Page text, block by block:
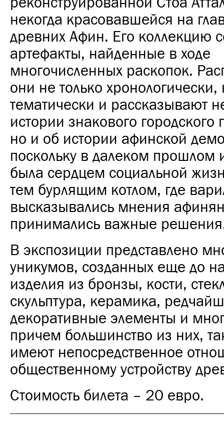
некогда красовавшейся на
древних Афин. Его коллекцию
артефакты, найденные в ходе
многочисленных раскопок.
они не только хронологически,
тематически и рассказывают
истории знакового городского
но и об истории афинской
поскольку в далеком прошлом
была сердцем социальной
тем бурлящим котлом, где
высказывались мнения
принимались важные
В экспозиции представлено
уникумов, созданных еще до
изделия из бронзы, кости,
скульптура, керамика,
декоративные элементы и
причем большинство из них,
имеют непосредственное
общественному устройству
Стоимость билета – 20 евро.